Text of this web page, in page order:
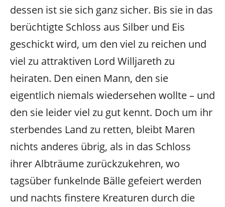
dessen ist sie sich ganz sicher. Bis sie in das
berüchtigte Schloss aus Silber und Eis
geschickt wird, um den viel zu reichen und
viel zu attraktiven Lord Willjareth zu
heiraten. Den einen Mann, den sie
eigentlich niemals wiedersehen wollte – und
den sie leider viel zu gut kennt. Doch um ihr
sterbendes Land zu retten, bleibt Maren
nichts anderes übrig, als in das Schloss
ihrer Albträume zurückzukehren, wo
tagsüber funkelnde Bälle gefeiert werden
und nachts finstere Kreaturen durch die